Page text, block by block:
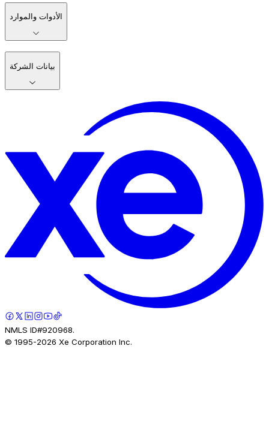
الأدوات والموارد
بيانات الشركة
NMLS ID#920968.
© 1995-2026 Xe Corporation Inc.